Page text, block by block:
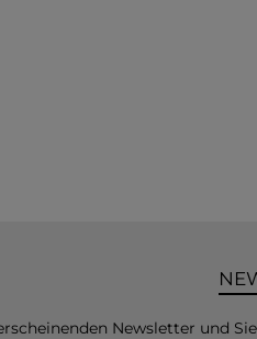
Newsletter und